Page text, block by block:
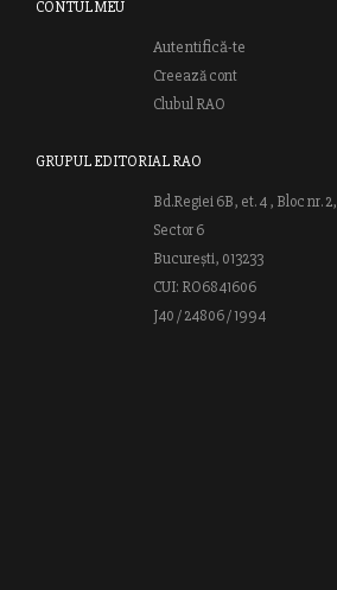
CONTUL MEU
Autentifică-te
Creează cont
Clubul RAO
GRUPUL EDITORIAL RAO
Bd.Regiei 6B, et. 4 , Bloc nr. 2,
Sector 6
București, 013233
CUI: RO6841606
J40 / 24806 / 1994